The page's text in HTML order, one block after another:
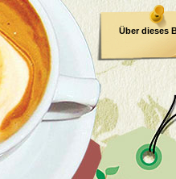
Über dieses